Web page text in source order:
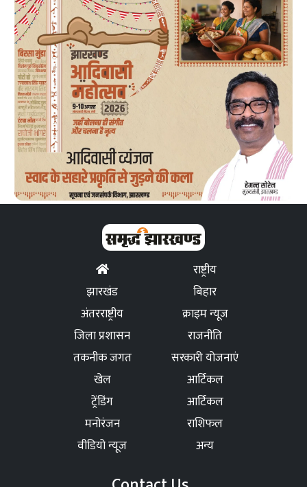
राष्ट्रीय
झारखंड
बिहार
अंतरराष्ट्रीय
क्राइम न्यूज
जिला प्रशासन
राजनीति
तकनीक जगत
सरकारी योजनाएं
खेल
आर्टिकल
ट्रेंडिंग
आर्टिकल
मनोरंजन
राशिफल
वीडियो न्यूज
अन्य